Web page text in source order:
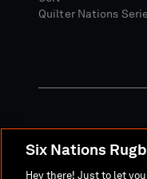
Quilter Nations
Six Nations
Hey there! Just to let